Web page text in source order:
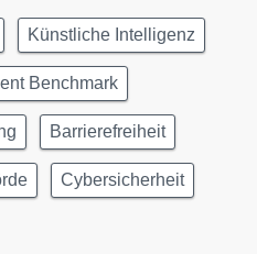
Künstliche Intelligenz
Benchmark
Barrierefreiheit
Cybersicherheit